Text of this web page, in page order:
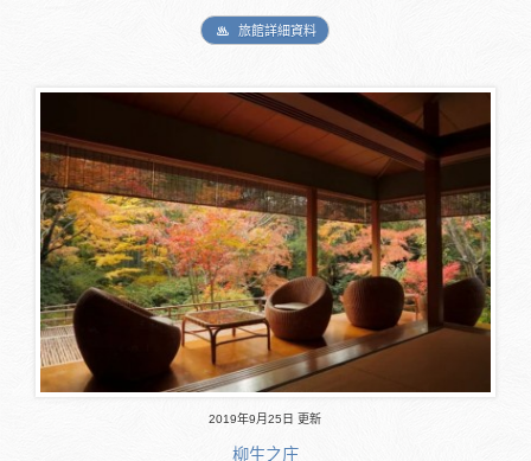
旅館詳細資料
2019年9月25日 更新
柳生之庄